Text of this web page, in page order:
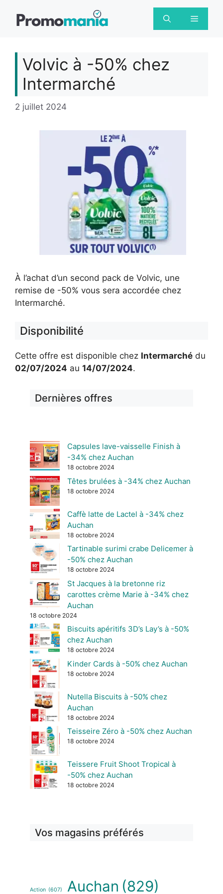
Menu
Volvic à -50% chez
Intermarché
2 juillet 2024
À l’achat d’un second pack de Volvic, une
remise de -50% vous sera accordée chez
Intermarché.
Disponibilité
Cette offre est disponible chez Intermarché du
02/07/2024 au 14/07/2024.
Dernières offres
Capsules lave-vaisselle Finish à
-34% chez Auchan
18 octobre 2024
Têtes brulées à -34% chez Auchan
18 octobre 2024
Caffè latte de Lactel à -34% chez
Auchan
18 octobre 2024
Tartinable surimi crabe Delicemer à
-50% chez Auchan
18 octobre 2024
St Jacques à la bretonne riz
carottes crème Marie à -34% chez
Auchan
18 octobre 2024
Biscuits apéritifs 3D’s Lay’s à -50%
chez Auchan
18 octobre 2024
Kinder Cards à -50% chez Auchan
18 octobre 2024
Nutella Biscuits à -50% chez
Auchan
18 octobre 2024
Teisseire Zéro à -50% chez Auchan
18 octobre 2024
Teissere Fruit Shoot Tropical à
-50% chez Auchan
18 octobre 2024
Vos magasins préférés
Action (607) Auchan (829)